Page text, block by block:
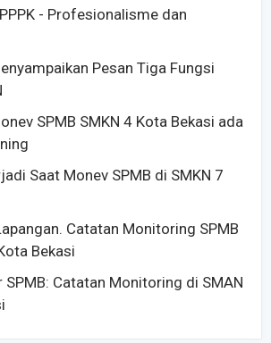
- Profesionalisme dan
Pesan Tiga Fungsi
SPMB SMKN 4 Kota Bekasi ada
Saat Monev SPMB di SMKN 7
Catatan Monitoring SPMB
Bekasi
SPMB: Catatan Monitoring di SMAN